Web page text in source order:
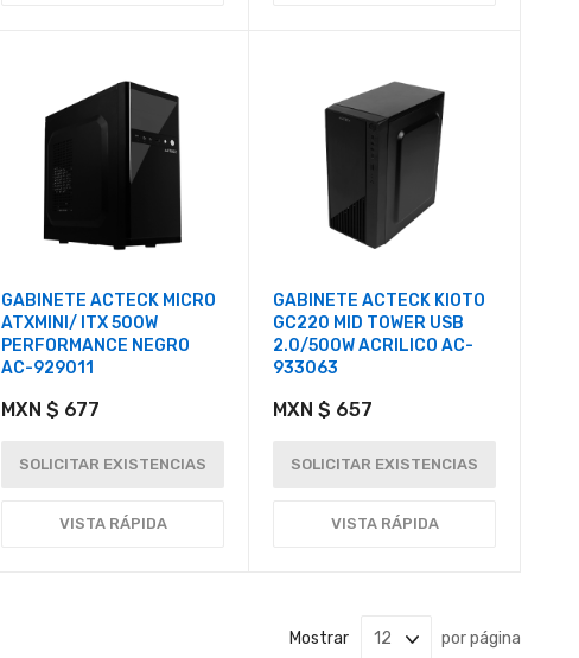
GABINETE ACTECK MICRO
ATXMINI/ ITX 500W
PERFORMANCE NEGRO
AC-929011
MXN $ 677
SOLICITAR EXISTENCIAS
VISTA RÁPIDA
GABINETE ACTECK KIOTO
GC220 MID TOWER USB
2.0/500W ACRILICO AC-
933063
MXN $ 657
SOLICITAR EXISTENCIAS
VISTA RÁPIDA
Mostrar por página